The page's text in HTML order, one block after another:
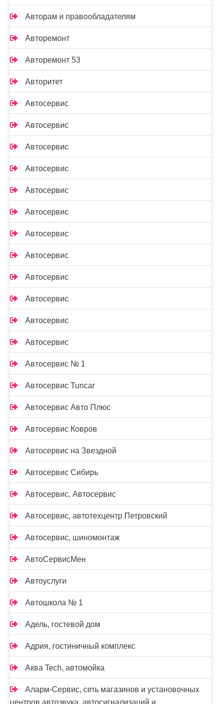
Авторам и правообладателям
Авторемонт
Авторемонт 53
Авторитет
Автосервис
Автосервис
Автосервис
Автосервис
Автосервис
Автосервис
Автосервис
Автосервис
Автосервис
Автосервис
Автосервис
Автосервис
Автосервис № 1
Автосервис Tuncar
Автосервис Авто Плюс
Автосервис Ковров
Автосервис на Звездной
Автосервис Сибирь
Автосервис, Автосервис
Автосервис, автотехцентр Петровский
Автосервис, шиномонтаж
АвтоСервисМен
Автоуслуги
Автошкола № 1
Адель, гостевой дом
Адрия, гостиничный комплекс
Аква Tech, автомойка
Аларм-Сервис, сеть магазинов и установочных